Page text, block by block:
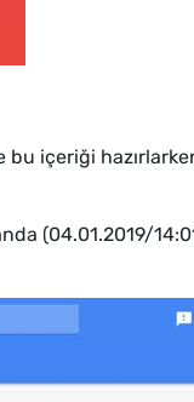
bu içeriği
(04.01.2019/